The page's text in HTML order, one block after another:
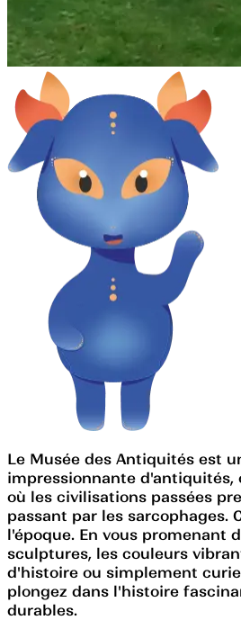
Le Musée des Antiquités est
impressionnante d'antiquités,
où les civilisations passées
passant par les
l'époque. En vous promenant
sculptures, les couleurs
d'histoire ou simplement
plongez dans l'histoire
durables.